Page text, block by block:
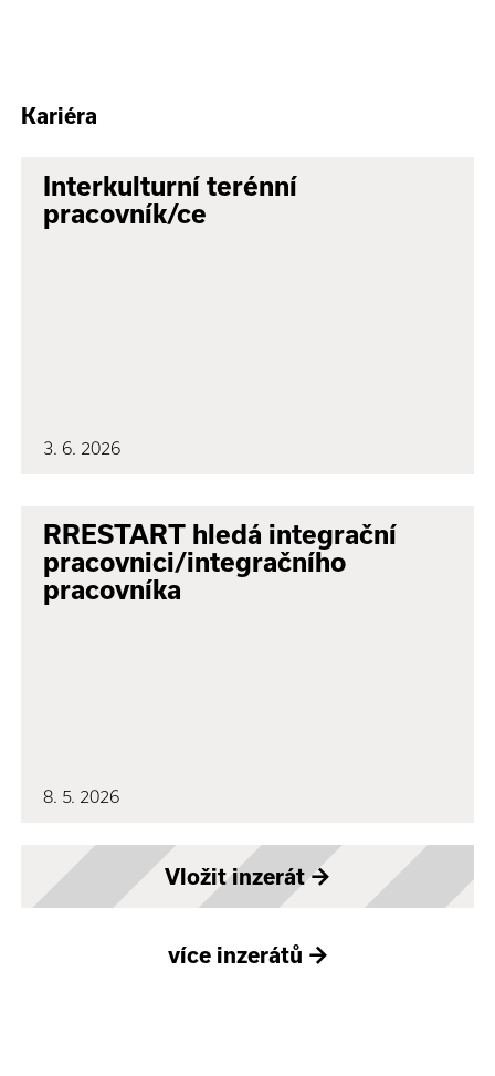
Kariéra
Interkulturní terénní
pracovník/ce
3. 6. 2026
RRESTART hledá integrační
pracovnici/integračního
pracovníka
8. 5. 2026
Vložit inzerát→
více inzerátů →